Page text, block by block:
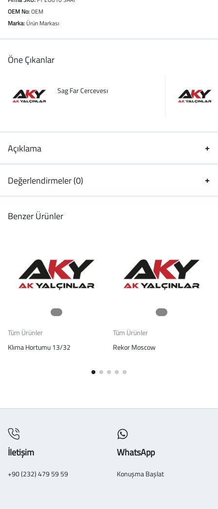
OEM No:OEM
Marka: Ürün Markası
Öne Çıkanlar
Sag Far Cercevesı
Açıklama
Değerlendirmeler (0)
Benzer Ürünler
Tüm Ürünler
Klıma Hortumu 13/32
Tüm Ürünler
Rekor Moscow
İletişim
+90 (232) 479 59 59
WhatsApp
Konuşma Başlat